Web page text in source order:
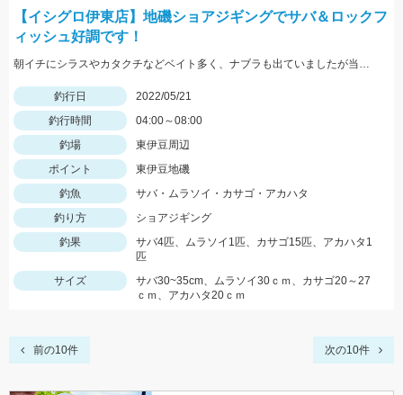
【イシグロ伊東店】地磯ショアジギングでサバ＆ロックフ
ィッシュ好調です！
朝イチにシラスやカタクチなどベイト多く、ナブラも出ていましたが当たってきたのはサバでした。
釣行日
2022/05/21
釣行時間
04:00～08:00
釣場
東伊豆周辺
ポイント
東伊豆地磯
釣魚
サバ・ムラソイ・カサゴ・アカハタ
釣り方
ショアジギング
釣果
サバ4匹、ムラソイ1匹、カサゴ15匹、アカハタ1
匹
サイズ
サバ30~35cm、ムラソイ30ｃｍ、カサゴ20～27
ｃｍ、アカハタ20ｃｍ
前の10件 次の10件